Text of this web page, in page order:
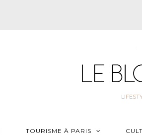
TOURISME À PARIS